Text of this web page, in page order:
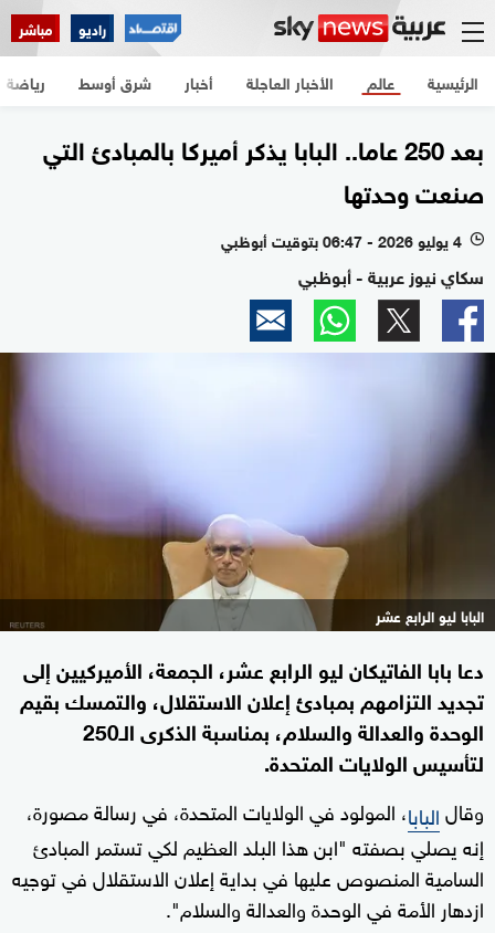
راديو مباشر
الرئيسية الأخبار العاجلة أخبار شرق أوسط عالم رياضة
بعد 250 عاما.. البابا يذكر أميركا بالمبادئ التي
صنعت وحدتها
l 4 يوليو 2026 - 06:47 بتوقيت أبوظبي
سكاي نيوز عربية - أبوظبي
البابا ليو الرابع عشر
دعا بابا الفاتيكان ليو الرابع عشر، الجمعة، الأميركيين إلى
تجديد التزامهم بمبادئ إعلان الاستقلال، والتمسك بقيم
الوحدة والعدالة والسلام، بمناسبة الذكرى الـ250
لتأسيس الولايات المتحدة.
وقالالبابا، المولود في الولايات المتحدة، في رسالة مصورة،
إنه يصلي بصفته "ابن هذا البلد العظيم لكي تستمر المبادئ
السامية المنصوص عليها في بداية إعلان الاستقلال في توجيه
ازدهار الأمة في الوحدة والعدالة والسلام".